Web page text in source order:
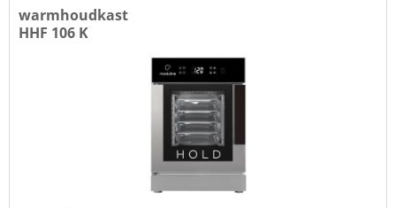
warmhoudkast
HHF 106 K